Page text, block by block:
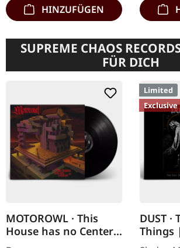
HINZUFÜGEN
SUPREME CHAOS
FÜR DICH
MOTOROWL · This
House has no Center |
BLACK LP
Limited
Exclusive
DUST
Things